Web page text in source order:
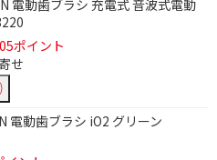
電動歯ブラシ 充電式 音波式電動
ポイント
せ
電動歯ブラシ iO2 グリーン
む